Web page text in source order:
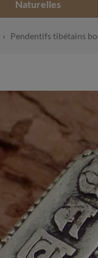
Naturelles
Pendentifs tibétains